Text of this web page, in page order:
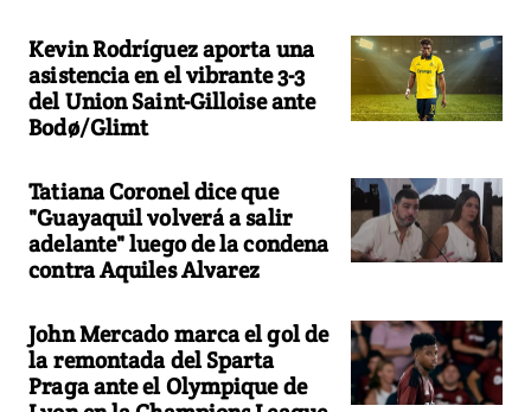
Kevin Rodríguez aporta una
asistencia en el vibrante 3-3
del Union Saint-Gilloise ante
Bodø/Glimt
Tatiana Coronel dice que
"Guayaquil volverá a salir
adelante" luego de la condena
contra Aquiles Alvarez
John Mercado marca el gol de
la remontada del Sparta
Praga ante el Olympique de